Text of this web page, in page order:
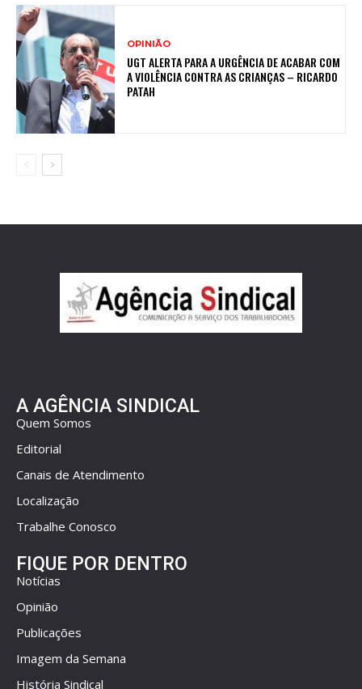
OPINIÃO
UGT ALERTA PARA A URGÊNCIA DE ACABAR COM
A VIOLÊNCIA CONTRA AS CRIANÇAS – RICARDO
PATAH
A AGÊNCIA SINDICAL
Quem Somos
Editorial
Canais de Atendimento
Localização
Trabalhe Conosco
FIQUE POR DENTRO
Notícias
Opinião
Publicações
Imagem da Semana
História Sindical